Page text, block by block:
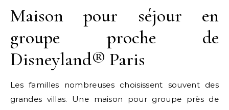
Maison pour séjour en
groupe proche de
Disneyland® Paris
Les familles nombreuses choisissent souvent des
grandes villas. Une maison pour groupe près de